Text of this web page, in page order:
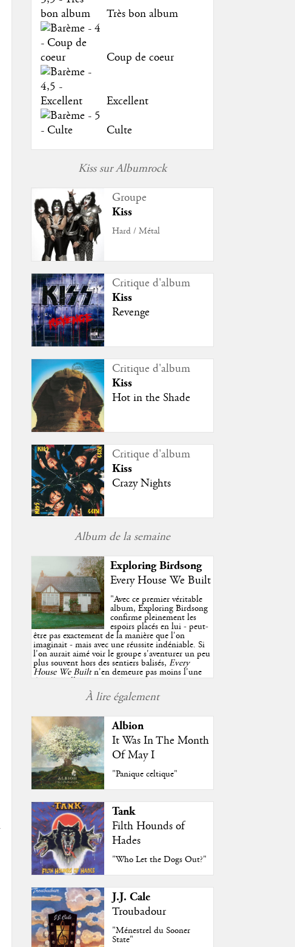
Très bon album
Coup de coeur
Excellent
Culte
Kiss sur Albumrock
Groupe
Kiss
Hard / Métal
Critique d'album
Kiss
Revenge
Critique d'album
Kiss
Hot in the Shade
Critique d'album
Kiss
Crazy Nights
Album de la semaine
Exploring Birdsong
Every House We Built
"Avec ce premier véritable
album, Exploring Birdsong
confirme pleinement les
espoirs placés en lui - peut-
être pas exactement de la manière que l'on
imaginait - mais avec une réussite indéniable. Si
l'on aurait aimé voir le groupe s'aventurer un peu
plus souvent hors des sentiers balisés,Every
House We Builtn'en demeure pas moins l'une
des très belles surprises de cette année, porté par
plusieurs morceaux qui trouveront sans difficulté
une place de choix dans vos playlists estivales.
À lire également
Albion
It Was In The Month
Of May I
"Panique celtique"
Tank
Filth Hounds of
Hades
"Who Let the Dogs Out?"
J.J. Cale
Troubadour
"Ménestrel du Sooner
State"